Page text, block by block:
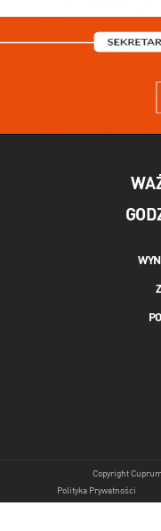
Copyright
Polityka Prywatności